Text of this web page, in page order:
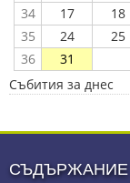
34
17 18
35
24 25
36
31
Събития за днес
СЪДЪРЖАНИЕ